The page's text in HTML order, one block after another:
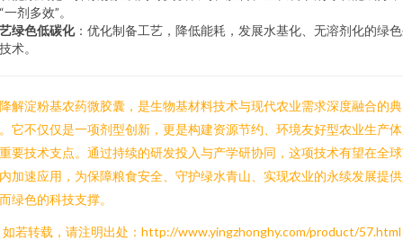
一剂多效”。
绿色低碳化：优化制备工艺，降低能耗，发展水基化、无溶剂化的绿
术。
解淀粉基农药微胶囊，是生物基材料技术与现代农业需求深度融合的典
它不仅仅是一项剂型创新，更是构建资源节约、环境友好型农业生产
要技术支点。通过持续的研发投入与产学研协同，这项技术有望在全
加速应用，为保障粮食安全、守护绿水青山、实现农业的永续发展提
绿色的科技支撑。
如若转载，请注明出处：http://www.yingzhonghy.com/product/57.html